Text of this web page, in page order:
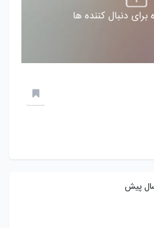
دنبال کننده ها